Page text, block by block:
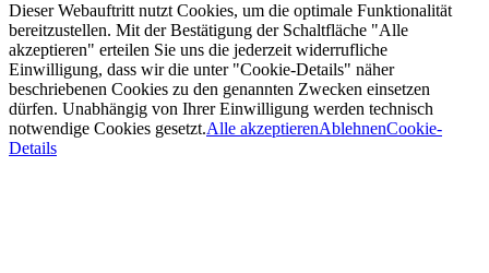
Dieser Webauftritt nutzt Cookies, um die optimale Funktionalität
bereitzustellen. Mit der Bestätigung der Schaltfläche "Alle
akzeptieren" erteilen Sie uns die jederzeit widerrufliche
Einwilligung, dass wir die unter "Cookie-Details" näher
beschriebenen Cookies zu den genannten Zwecken einsetzen
dürfen. Unabhängig von Ihrer Einwilligung werden technisch
notwendige Cookies gesetzt.Alle akzeptierenAblehnenCookie-
Details